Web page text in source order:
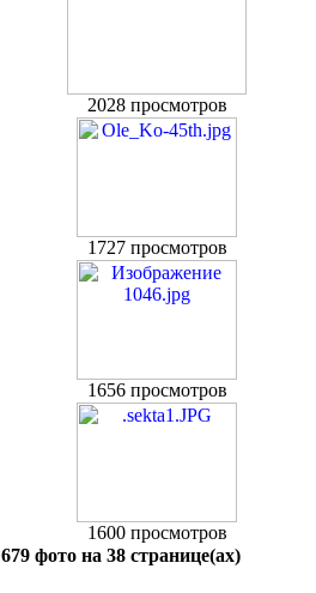
2028 просмотров
1727 просмотров
1656 просмотров
1600 просмотров
679 фото на 38 странице(ах)